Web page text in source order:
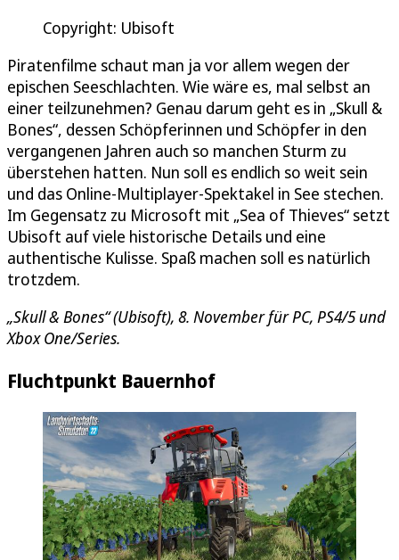
Copyright: Ubisoft
Piratenfilme schaut man ja vor allem wegen der
epischen Seeschlachten. Wie wäre es, mal selbst an
einer teilzunehmen? Genau darum geht es in „Skull &
Bones“, dessen Schöpferinnen und Schöpfer in den
vergangenen Jahren auch so manchen Sturm zu
überstehen hatten. Nun soll es endlich so weit sein
und das Online-Multiplayer-Spektakel in See stechen.
Im Gegensatz zu Microsoft mit „Sea of Thieves“ setzt
Ubisoft auf viele historische Details und eine
authentische Kulisse. Spaß machen soll es natürlich
trotzdem.
„Skull & Bones“ (Ubisoft), 8. November für PC, PS4/5 und
Xbox One/Series.
Fluchtpunkt Bauernhof